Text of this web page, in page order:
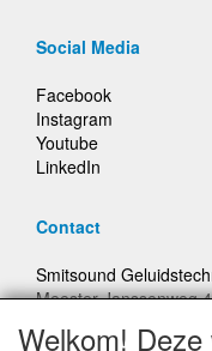
Social Media
Facebook
Instagram
Youtube
LinkedIn
Contact
Smitsound
Meester Janssenweg
E-mail:
Welkom!